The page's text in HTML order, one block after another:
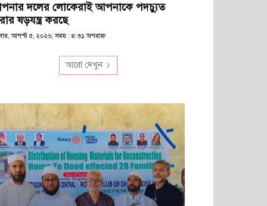
দলের লোকেরাই আপনাকে পদচ্যুত
ষড়যন্ত্র করছে
আগস্ট ৫, ২০২৬; সময় : ৪:৩১ অপরাহ্ণ
আরো দেখুন